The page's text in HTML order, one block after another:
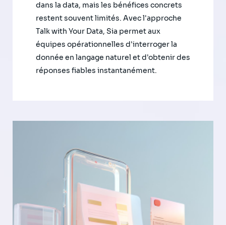
dans la data, mais les bénéfices concrets
restent souvent limités. Avec l'approche
Talk with Your Data, Sia permet aux
équipes opérationnelles d'interroger la
donnée en langage naturel et d'obtenir des
réponses fiables instantanément.